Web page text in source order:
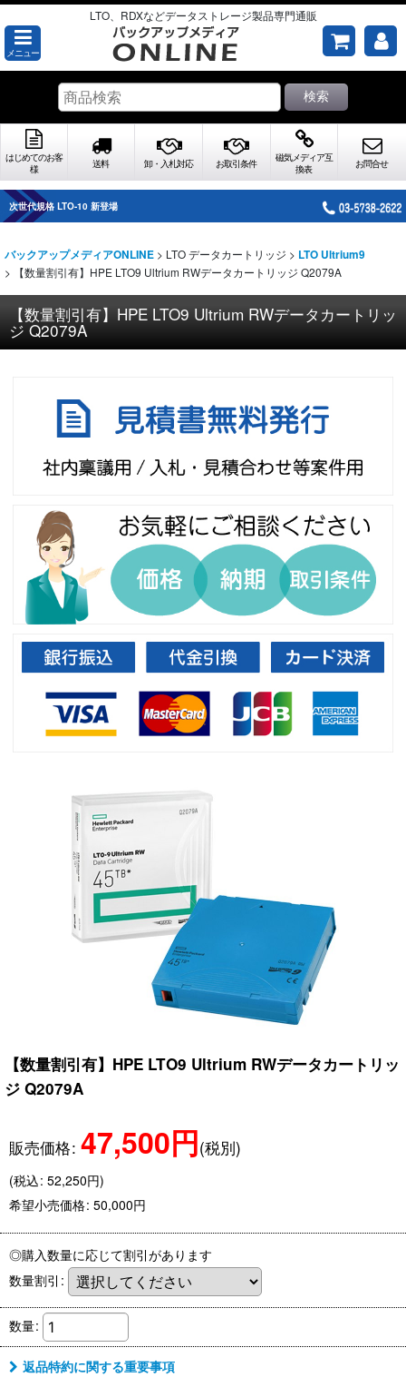
LTO、RDXなどデータストレージ製品専門通販
メニュー
検索
はじめてのお客
様
送料 卸・入札対応 お取引条件
磁気メディア互
換表
お問合せ
次世代規格 LTO-10 新登場
バックアップメディアONLINE > LTO データカートリッジ > LTO Ultrium9
>
【数量割引有】HPE LTO9 Ultrium RWデータカートリッジ Q2079A
【数量割引有】HPE LTO9 Ultrium RWデータカートリッ
ジ Q2079A
【数量割引有】HPE LTO9 Ultrium RWデータカートリッ
ジ Q2079A
販売価格: 47,500円(税別)
(税込: 52,250円)
希望小売価格: 50,000円
◎購入数量に応じて割引があります
数量割引 :
数量:
返品特約に関する重要事項